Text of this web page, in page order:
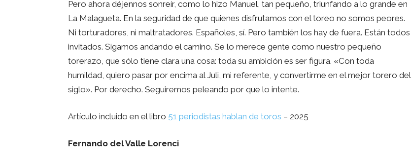
Pero ahora déjennos sonreír, como lo hizo Manuel, tan pequeño, triunfando a lo grande en
La Malagueta. En la seguridad de que quienes disfrutamos con el toreo no somos peores.
Ni torturadores, ni maltratadores. Españoles, sí. Pero también los hay de fuera. Están todos
invitados. Sigamos andando el camino. Se lo merece gente como nuestro pequeño
torerazo, que sólo tiene clara una cosa: toda su ambición es ser figura. «Con toda
humildad, quiero pasar por encima al Juli, mi referente, y convertirme en el mejor torero del
siglo». Por derecho. Seguiremos peleando por que lo intente.
Artículo incluido en el libro 51 periodistas hablan de toros – 2025
Fernando del Valle Lorenci